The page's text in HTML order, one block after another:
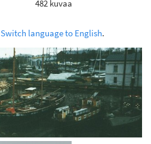
482 kuvaa
Switch language to English.